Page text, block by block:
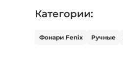
Категории:
Фонари Fenix Ручные